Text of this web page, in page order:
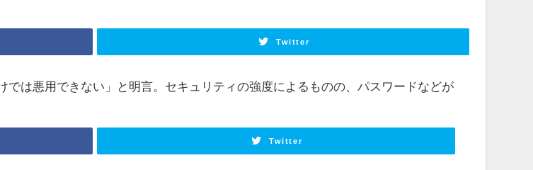
Twitter
では悪用できない」と明言。セキュリティの強度によるものの、パスワードなどが
Twitter